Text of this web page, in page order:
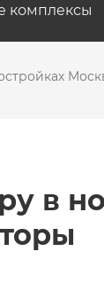
комплексы
в